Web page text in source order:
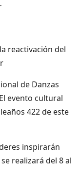
reactivación del
de Danzas
evento cultural
422 de este
inspirarán
realizará del 8 al